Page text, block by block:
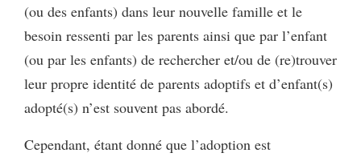
(ou des enfants) dans leur nouvelle famille et le
besoin ressenti par les parents ainsi que par l’enfant
(ou par les enfants) de rechercher et/ou de (re)trouver
leur propre identité de parents adoptifs et d’enfant(s)
adopté(s) n’est souvent pas abordé.
Cependant, étant donné que l’adoption est